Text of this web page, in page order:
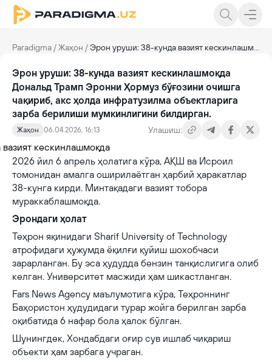
Paradigma /Жаҳон /Эрон уруши: 38-кунда вазият кескинлашмоқда
Эрон уруши: 38-кунда вазият кескинлашмоқда
Дональд Трамп Эронни Ҳормуз бўғозини очишга
чақириб, акс ҳолда инфратузилма объектларига
зарба берилиши мумкинлигини билдирган.
Жаҳон 06.04.2026, 16:13 Улашиш:
2026 йил 6 апрель ҳолатига кўра, АҚШ ва Исроил
томонидан амалга оширилаётган ҳарбий ҳаракатлар
38-кунга кирди. Минтақадаги вазият тобора
мураккаблашмоқда.
Эрондаги ҳолат
Теҳрон яқинидаги Sharif University of Technology
атрофидаги ҳужумда ёқилғи қуйиш шохобчаси
зарарланган. Бу эса ҳудудда бензин танқислигига олиб
келган. Университет масжиди ҳам шикастланган.
Fars News Agency маълумотига кўра, Теҳроннинг
Баҳористон ҳудудидаги турар жойга берилган зарба
оқибатида 6 нафар бола ҳалок бўлган.
Шунингдек, Хондабдаги оғир сув ишлаб чиқариш
объекти ҳам зарбага учраган.